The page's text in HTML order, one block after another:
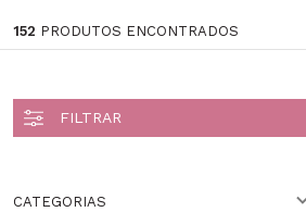
152 PRODUTOS ENCONTRADOS
CATEGORIAS